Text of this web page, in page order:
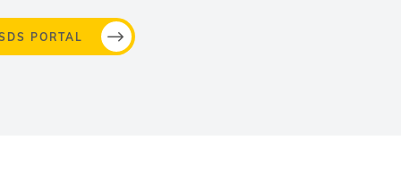
PORTAL